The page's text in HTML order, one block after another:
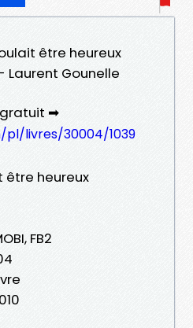
être heureux
Laurent Gounelle
gratuit ➡
livres/30004/1039
être heureux
FB2